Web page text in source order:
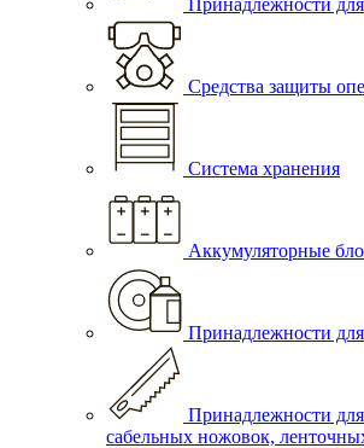
Принадлежности
Средства защиты
Система хранения
Аккумуляторные
Принадлежности
Принадлежности
сабельных ножовок,